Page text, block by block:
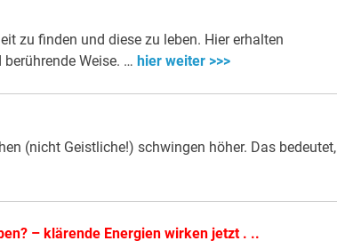
zu finden und diese zu leben. Hier erhalten
Weise. … hier weiter >>>
(nicht Geistliche!) schwingen höher. Das bedeutet,
– klärende Energien wirken jetzt . ..